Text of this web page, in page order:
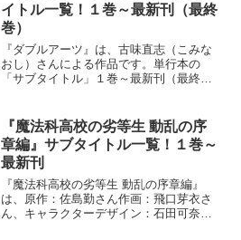
イトル一覧！１巻～最新刊（最終
巻）
『ダブルアーツ』は、古味直志（こみな
おし）さんによる作品です。単行本の
「サブタイトル」１巻～最新刊（最終
『魔法科高校の劣等生 動乱の序
章編』サブタイトル一覧！１巻～
最新刊
『魔法科高校の劣等生 動乱の序章編』
は、原作：佐島勤さん作画：飛口芽衣さ
ん、キャラクターデザイン：石田可奈さ